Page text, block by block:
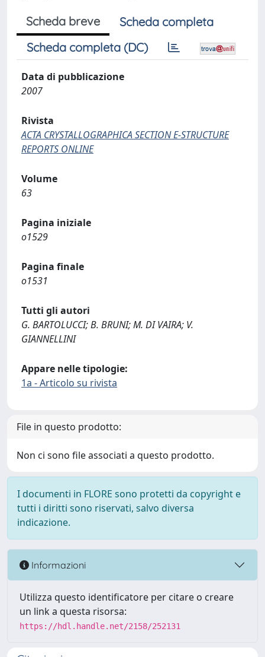
Scheda breve
Scheda completa
Scheda completa (DC)
Data di pubblicazione
2007
Rivista
ACTA CRYSTALLOGRAPHICA SECTION E-STRUCTURE
REPORTS ONLINE
Volume
63
Pagina iniziale
o1529
Pagina finale
o1531
Tutti gli autori
G. BARTOLUCCI; B. BRUNI; M. DI VAIRA; V.
GIANNELLINI
Appare nelle tipologie:
1a - Articolo su rivista
File in questo prodotto:
Non ci sono file associati a questo prodotto.
I documenti in FLORE sono protetti da copyright e
tutti i diritti sono riservati, salvo diversa
indicazione.
Informazioni
Utilizza questo identificatore per citare o creare
un link a questa risorsa:
https://hdl.handle.net/2158/252131